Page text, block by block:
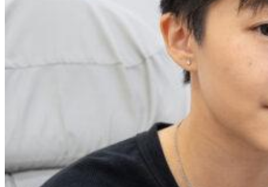
Signup for our newsletter to
get notified about sales and
new products. Add any text
here or remove it.